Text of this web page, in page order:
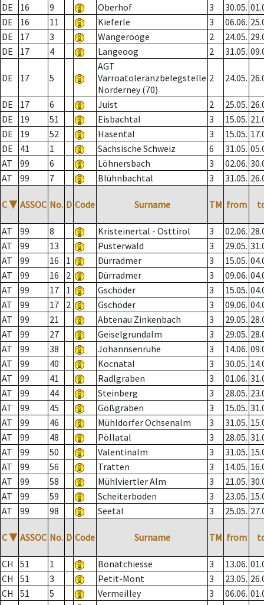
DE
16 9 Oberhof 3 30.05.
DE
16 11 Kieferle 3 06.06.
DE
17 3 Wangerooge 2 24.05.
DE
17 4 Langeoog 2 31.05.
DE 17 5
AGT
Varroatoleranzbelegstelle
Norderney (70)
2 24.05.
DE 17 6 Juist 2 25.05.
DE
19 51 Eisbachtal 3 15.05.
DE
19 52 Hasental 3 15.05.
DE
41 1 Sächsische Schweiz 6 31.05.
AT
99 6 Löhnersbach 3 02.06.
AT
99 7 Blühnbachtal 3 31.05.
C ▼ ASSOC No. D Code Surname TM from
AT 99 8 Kristeinertal - Osttirol 3 02.06.
AT
99 13 Pusterwald 3 29.05.
AT
99 16 1 Dürradmer 3 15.05.
AT
99 16 2 Dürradmer 3 09.06.
AT
99 17 1 Gschöder 3 15.05.
AT
99 17 2 Gschöder 3 09.06.
AT
99 21 Abtenau Zinkenbach 3 29.05.
AT
99 27 Geiselgrundalm 3 29.05.
AT
99 38 Johannsenruhe 3 14.06.
AT
99 40 Kocnatal 3 30.05.
AT
99 41 Radlgraben 3 01.06.
AT
99 44 Steinberg 3 28.05.
AT
99 45 Gößgraben 3 15.05.
AT
99 46 Mühldorfer Ochsenalm 3 31.05.
AT
99 48 Pöllatal 3 28.05.
AT
99 50 Valentinalm 3 31.05.
AT
99 56 Tratten 3 14.05.
AT
99 58 Mühlviertler Alm 3 21.05.
AT
99 59 Scheiterboden 3 23.05.
AT
99 98 Seetal 3 25.05.
C ▼ ASSOC No. D Code Surname TM from
CH 51 1 Bonatchiesse 3 13.06.
CH
51 3 Petit-Mont 3 23.05.
CH
51 5 Vermeilley 3 06.06.